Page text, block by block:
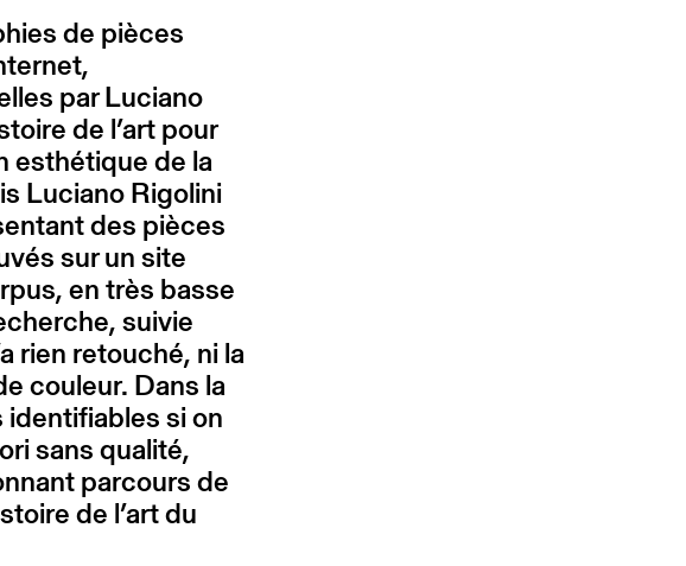
de pièces
par Luciano
de l’art pour
esthétique de la
Luciano Rigolini
des pièces
sur un site
en très basse
suivie
rien retouché, ni la
couleur. Dans la
si on
sans qualité,
parcours de
de l’art du